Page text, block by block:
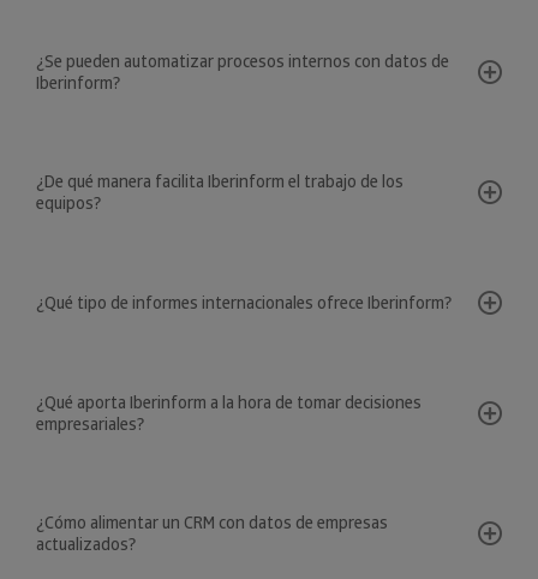
¿Se pueden automatizar procesos internos con datos de
Iberinform?
¿De qué manera facilita Iberinform el trabajo de los
equipos?
¿Qué tipo de informes internacionales ofrece Iberinform?
¿Qué aporta Iberinform a la hora de tomar decisiones
empresariales?
¿Cómo alimentar un CRM con datos de empresas
actualizados?